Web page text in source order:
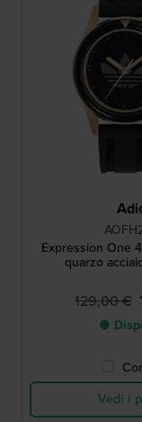
Expression One
quarzo
129,00 €
●
Vedi i